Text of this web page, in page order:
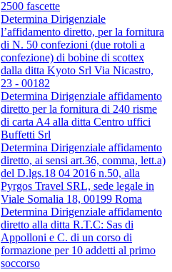
2500 fascette
Determina Dirigenziale
l’affidamento diretto, per la fornitura
di N. 50 confezioni (due rotoli a
confezione) di bobine di scottex
dalla ditta Kyoto Srl Via Nicastro,
23 - 00182
Determina Dirigenziale affidamento
diretto per la fornitura di 240 risme
di carta A4 alla ditta Centro uffici
Buffetti Srl
Determina Dirigenziale affidamento
diretto, ai sensi art.36, comma, lett.a)
del D.lgs.18 04 2016 n.50, alla
Pyrgos Travel SRL, sede legale in
Viale Somalia 18, 00199 Roma
Determina Dirigenziale affidamento
diretto alla ditta R.T.C: Sas di
Appolloni e C. di un corso di
formazione per 10 addetti al primo
soccorso